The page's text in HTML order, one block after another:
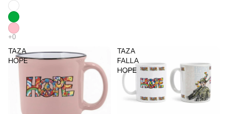
TAZA
HOPE
TAZA
FALLA
HOPE